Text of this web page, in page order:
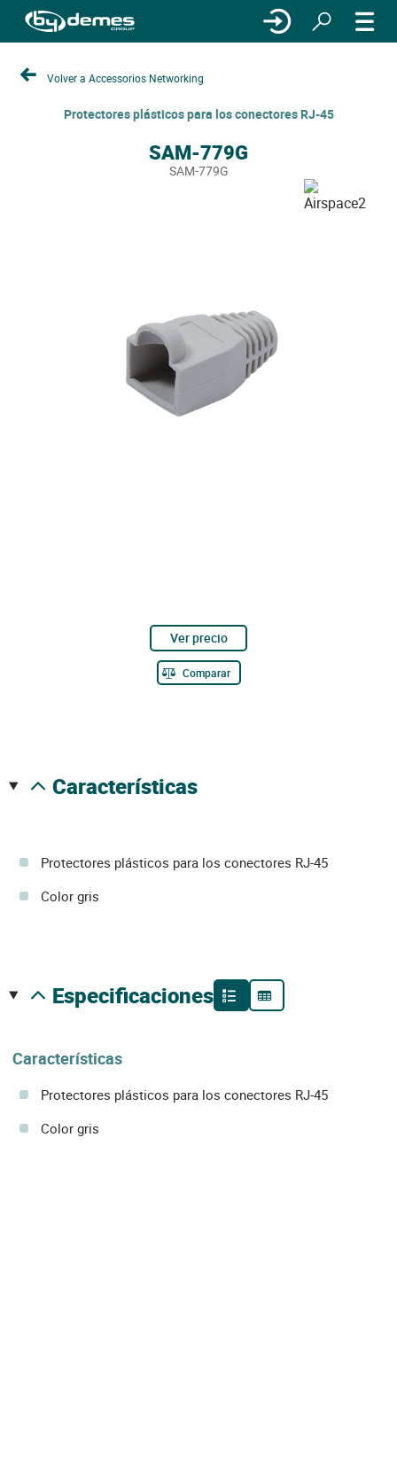
Volver a Accessorios Networking
Protectores plásticos para los conectores RJ-45
SAM-779G
SAM-779G
Ver precio
Comparar
características
Protectores plásticos para los conectores RJ-45
Color gris
especificaciones
Características
Protectores plásticos para los conectores RJ-45
Color gris